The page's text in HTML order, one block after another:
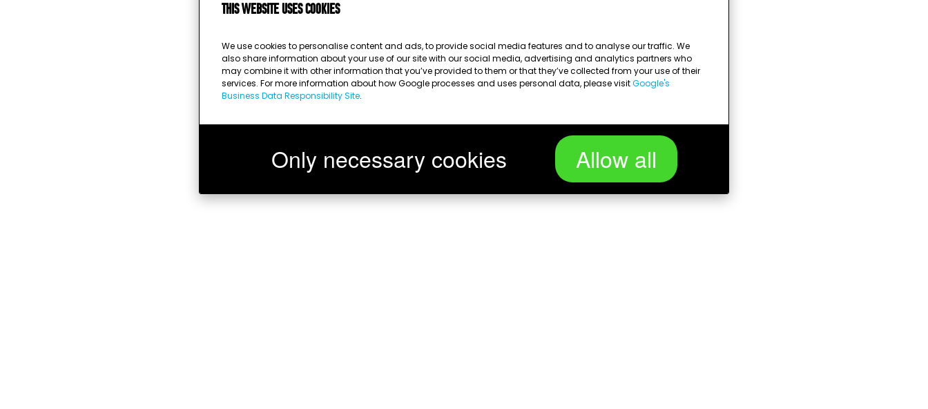
This website uses cookies
We use cookies to personalise content and ads, to provide social media features and to analyse our traffic. We
also share information about your use of our site with our social media, advertising and analytics partners who
may combine it with other information that you’ve provided to them or that they’ve collected from your use of their
services. For more information about how Google processes and uses personal data, please visitGoogle's
Business Data Responsibility Site.
Only necessary cookies Allow all
Bezig met laden...